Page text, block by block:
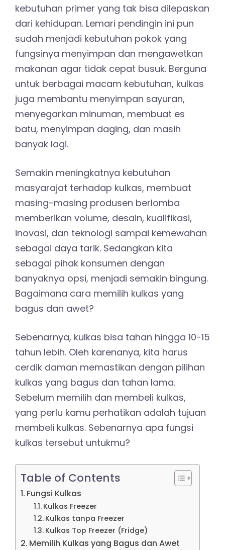
kebutuhan primer yang tak bisa dilepaskan
dari kehidupan. Lemari pendingin ini pun
sudah menjadi kebutuhan pokok yang
fungsinya menyimpan dan mengawetkan
makanan agar tidak cepat busuk. Berguna
untuk berbagai macam kebutuhan, kulkas
juga membantu menyimpan sayuran,
menyegarkan minuman, membuat es
batu, menyimpan daging, dan masih
banyak lagi.
Semakin meningkatnya kebutuhan
masyarajat terhadap kulkas, membuat
masing-masing produsen berlomba
memberikan volume, desain, kualifikasi,
inovasi, dan teknologi sampai kemewahan
sebagai daya tarik. Sedangkan kita
sebagai pihak konsumen dengan
banyaknya opsi, menjadi semakin bingung.
Bagaimana cara memilih kulkas yang
bagus dan awet?
Sebenarnya, kulkas bisa tahan hingga 10-15
tahun lebih. Oleh karenanya, kita harus
cerdik daman memastikan dengan pilihan
kulkas yang bagus dan tahan lama.
Sebelum memilih dan membeli kulkas,
yang perlu kamu perhatikan adalah tujuan
membeli kulkas. Sebenarnya apa fungsi
kulkas tersebut untukmu?
Table of Contents
Fungsi Kulkas
Kulkas Freezer
Kulkas tanpa Freezer
Kulkas Top Freezer (Fridge)
Memilih Kulkas yang Bagus dan Awet